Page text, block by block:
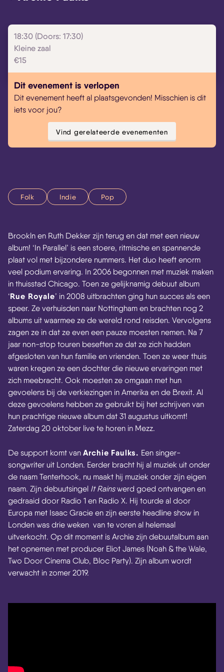
18:30 (Doors: 17:30)
Kleine zaal
€15
Dit evenement is verlopen
Dit evenement heeft al plaatsgevonden! Misschien is dit
iets voor jou?
Vind gerelateerde evenementen
Folk Indie Pop
Brookln en Ruth Dekker zijn terug en dat met een nieuw
album! ‘In Parallel’ is een stoere, ritmische en spannende
plaat vol met bijzondere nummers. Het duo heeft enorm
veel podium ervaring. In 2006 begonnen met muziek maken
in thuisstad Chicago. Toen ze gelijknamig debuut album
‘Rue Royale’ in 2008 uitbrachten ging hun succes als een
speer. Ze verhuisden naar Nottingham en brachten nog 2
albums uit waarmee ze de wereld rond reisden. Vervolgens
zagen ze in dat ze even een pauze moesten nemen. Na 7
jaar non-stop touren beseften ze dat ze zich hadden
afgesloten van hun familie en vrienden. Toen ze weer thuis
waren kregen ze een dochter die nieuwe ervaringen met
zich meebracht. Ook moesten ze omgaan met hun
gevoelens bij de verkiezingen in Amerika en de Brexit. Al
deze gevoelens hebben ze gebruikt bij het schrijven van
hun prachtige nieuwe album dat 31 augustus uitkomt!
Zaterdag 20 oktober live te horen in Mezz.
De support komt van Archie Faulks. Een singer-
songwriter uit Londen. Eerder bracht hij al muziek uit onder
de naam Tenterhook, nu maakt hij muziek onder zijn eigen
naam. Zijn debuutsingel It Rainswerd goed ontvangen en
gedraaid door Radio 1 en Radio X. Hij tourde al door
Europa met Isaac Gracie en zijn eerste headline show in
Londen was drie weken van te voren al helemaal
uitverkocht. Op dit moment is Archie zijn debuutalbum aan
het opnemen met producer Eliot James (Noah & the Wale,
Two Door Cinema Club, Bloc Party). Zijn album wordt
verwacht in zomer 2019.